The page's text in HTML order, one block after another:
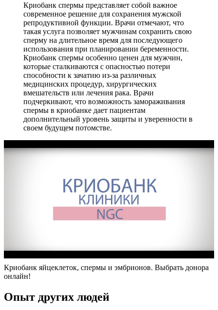
Криобанк спермы представляет собой важное
современное решение для сохранения мужской
репродуктивной функции. Врачи отмечают, что
такая услуга позволяет мужчинам сохранить свою
сперму на длительное время для последующего
использования при планировании беременности.
Криобанк спермы особенно ценен для мужчин,
которые сталкиваются с опасностью потери
способности к зачатию из-за различных
медицинских процедур, хирургических
вмешательств или лечения рака. Врачи
подчеркивают, что возможность замораживания
спермы в криобанке дает пациентам
дополнительный уровень защиты и уверенности в
своем будущем потомстве.
Криобанк яйцеклеток, спермы и эмбрионов. Выбрать донора
онлайн!
Опыт других людей